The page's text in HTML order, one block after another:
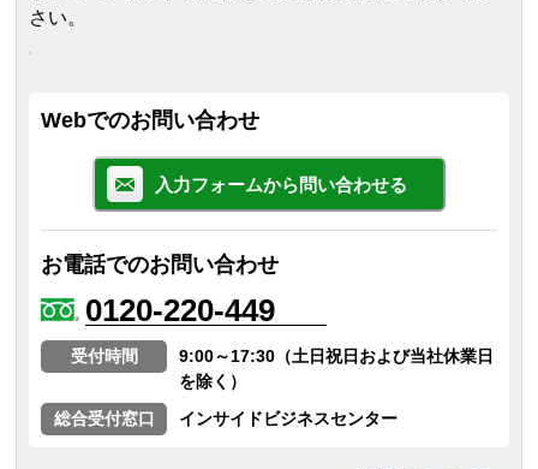
さい。
Webでのお問い合わせ
入力フォームから問い合わせる
お電話でのお問い合わせ
0120-220-449
受付時間
9:00～17:30（土日祝日および当社休業日
を除く）
総合受付窓口
インサイドビジネスセンター